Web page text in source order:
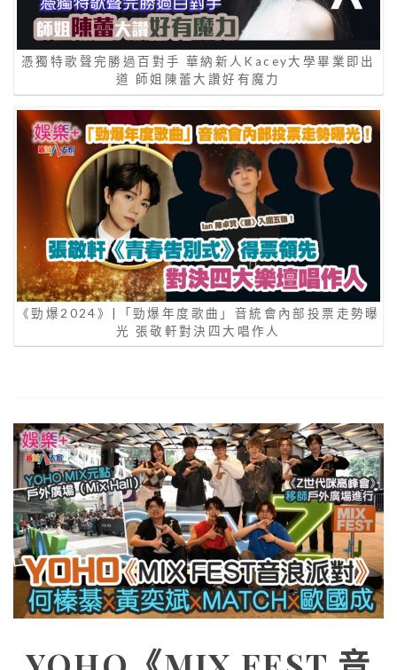
憑獨特歌聲完勝過百對手 華納新人Kacey大學畢業即出
道 師姐陳蕾大讚好有魔力
《勁爆2024》|「勁爆年度歌曲」音統會內部投票走勢曝
光 張敬軒對決四大唱作人